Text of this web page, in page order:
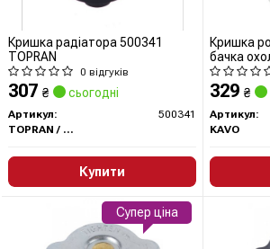
Кришка радіатора 500341
TOPRAN
0 відгуків
307 ₴ сьогодні
Артикул:
500341
TOPRAN / HANS PRIES
Купити
Кришка
бачка
329 ₴
Артикул:
KAVO
Супер ціна